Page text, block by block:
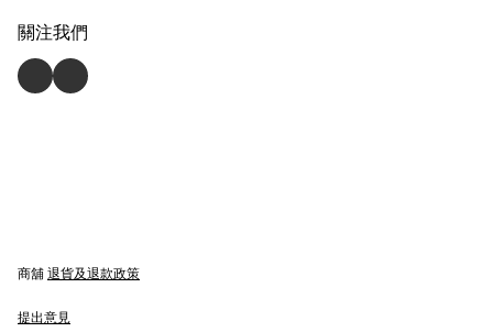
關注我們
商舖 退貨及退款政策
提出意見